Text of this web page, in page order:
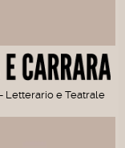
Letterario e Teatrale